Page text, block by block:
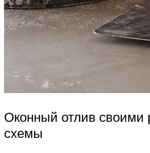
Оконный отлив своими
схемы